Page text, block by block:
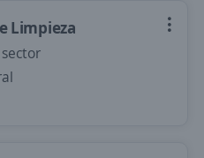
Limpieza